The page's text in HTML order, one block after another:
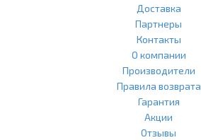
Доставка
Партнеры
Контакты
О компании
Производители
Правила возврата
Гарантия
Акции
Отзывы